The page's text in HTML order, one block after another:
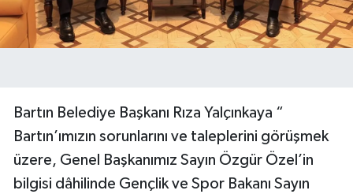
Bartın Belediye Başkanı Rıza Yalçınkaya “
Bartın’ımızın sorunlarını ve taleplerini görüşmek
üzere, Genel Başkanımız Sayın Özgür Özel’in
bilgisi dâhilinde Gençlik ve Spor Bakanı Sayın